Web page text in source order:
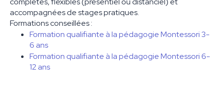
accompagnées de stages pratiques.
Formations conseillées :
Formation qualifiante à la pédagogie Montessori 3-
6 ans
Formation qualifiante à la pédagogie Montessori 6-
12 ans